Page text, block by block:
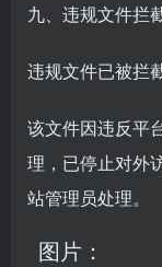
九、违规文件拦
违规文件已被拦截
该文件因违反平
理，已停止对外
站管理员处理。
图片：